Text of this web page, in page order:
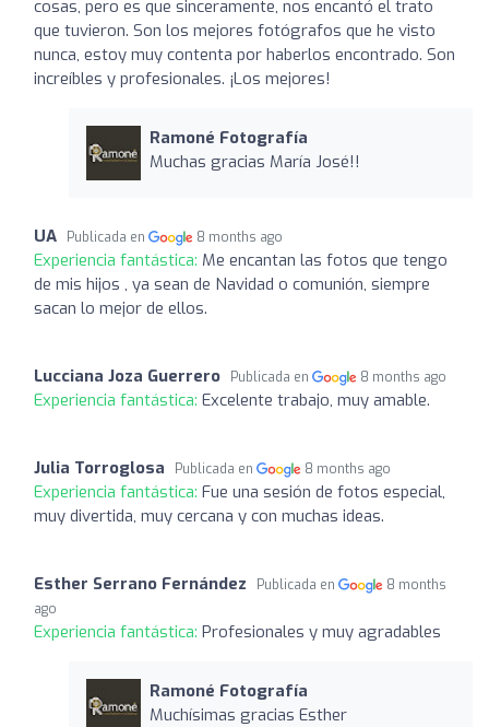
cosas, pero es que sinceramente, nos encantó el trato
que tuvieron. Son los mejores fotógrafos que he visto
nunca, estoy muy contenta por haberlos encontrado. Son
increíbles y profesionales. ¡Los mejores!
Ramoné Fotografía
Muchas gracias María José!!
UA Publicada en 8 months ago
Experiencia fantástica: Me encantan las fotos que tengo
de mis hijos , ya sean de Navidad o comunión, siempre
sacan lo mejor de ellos.
Lucciana Joza Guerrero Publicada en 8 months ago
Experiencia fantástica: Excelente trabajo, muy amable.
Julia Torroglosa Publicada en 8 months ago
Experiencia fantástica: Fue una sesión de fotos especial,
muy divertida, muy cercana y con muchas ideas.
Esther Serrano Fernández Publicada en
8 months
ago
Experiencia fantástica: Profesionales y muy agradables
Ramoné Fotografía
Muchísimas gracias Esther